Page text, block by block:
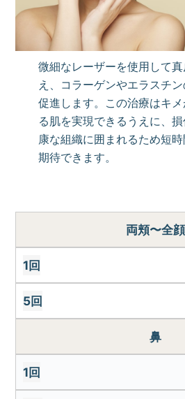
微細なレーザーを使用して
え、コラーゲンやエラスチ
促進します。この治療はキ
る肌を実現できるうえに、
康な組織に囲まれるため短
期待できます。
両頬〜全顔
鼻